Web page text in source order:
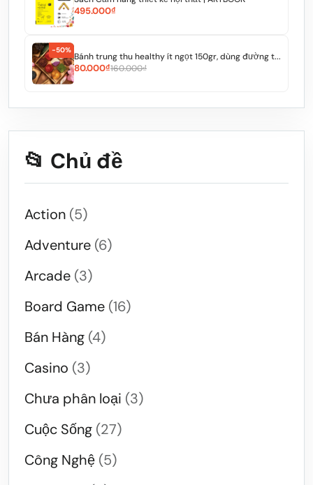
495.000₫
-50%
Bánh trung thu healthy ít ngọt 150gr, dùng đường t...
80.000₫160.000₫
📂 Chủ đề
Action (5)
Adventure (6)
Arcade (3)
Board Game (16)
Bán Hàng (4)
Casino (3)
Chưa phân loại (3)
Cuộc Sống (27)
Công Nghệ (5)